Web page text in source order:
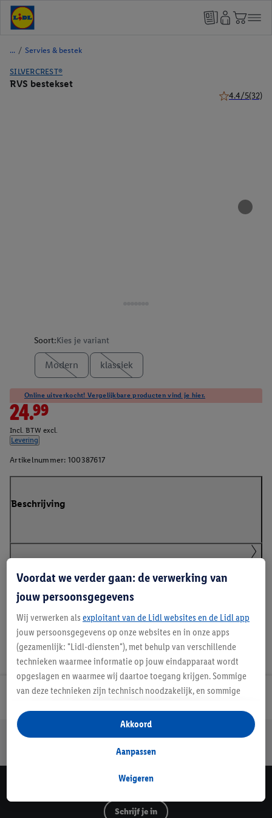
/ Servies & bestek
SILVERCREST®
RVS bestekset
4.4/5(32)
Soort:Kies je variant
Modern klassiek
Online uitverkocht! Vergelijkbare producten vind je hier.
24.99
Incl. BTW excl.
Levering
Artikelnummer: 100387617
Beschrijving
Details over productveiligheid
Lidl Nieuwsbrief
Jouw voordelen bij ons als Lidl webshop klant
Veilig winkelen
Schrijf je in
Voordat we verder gaan: de verwerking van
jouw persoonsgegevens
Wij verwerken als exploitant van de Lidl websites en de Lidl app
jouw persoonsgegevens op onze websites en in onze apps
(gezamenlijk: "Lidl-diensten"), met behulp van verschillende
technieken waarmee informatie op jouw eindapparaat wordt
opgeslagen en waarmee wij daartoe toegang krijgen. Sommige
van deze technieken zijn technisch noodzakelijk, en sommige
opslaan van voorkeursinstellingen, het verzamelen en
analyseren van statistieken of voor het tonen van
gepersonaliseerde reclame binnen en buiten de Lidl-diensten.
gegevens over jouw aankoopgedrag in de winkel ook voor de
Als je hier toestemming geeft aan ons voor het personaliseren
Weigeren
Aanpassen
Akkoord